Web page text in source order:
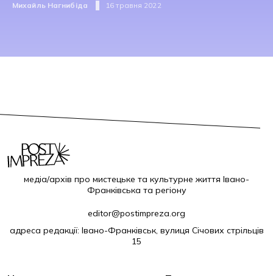
Михайль Нагнибіда 16 травня 2022
медіа/архів про мистецьке та культурне життя Івано-
Франківська та регіону
editor@postimpreza.org
адреса редакції: Івано-Франківськ, вулиця Січових стрільців
15